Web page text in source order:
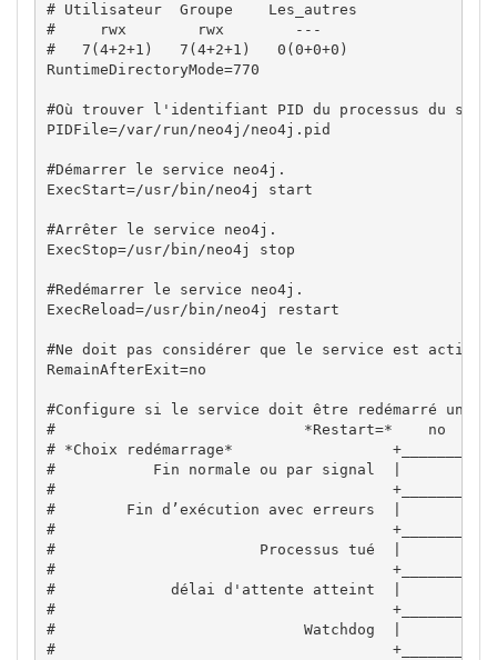
# Utilisateur  Groupe    Les_autres
#     rwx        rwx        ---
#   7(4+2+1)   7(4+2+1)   0(0+0+0)
RuntimeDirectoryMode=770
#Où trouver l'identifiant PID du processus du
PIDFile=/var/run/neo4j/neo4j.pid
#Démarrer le service neo4j.
ExecStart=/usr/bin/neo4j start
#Arrêter le service neo4j.
ExecStop=/usr/bin/neo4j stop
#Redémarrer le service neo4j.
ExecReload=/usr/bin/neo4j restart
#Ne doit pas considérer que le service est actif
RemainAfterExit=no
#Configure si le service doit être redémarré
#                            *Restart=*    no    always
# *Choix redémarrage*
#           Fin normale ou par signal  |
#
#        Fin d’exécution avec erreurs
#
#                       Processus tué  |
#
#             délai d'attente atteint  |
#
#                            Watchdog  |
#